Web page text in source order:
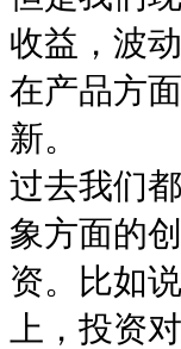
收益，波
在产品方
新。
过去我们
象方面的
资。比如
上，投资